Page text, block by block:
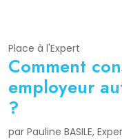
Place à l'Expert
Comment
employeur
?
par Pauline BASILE,